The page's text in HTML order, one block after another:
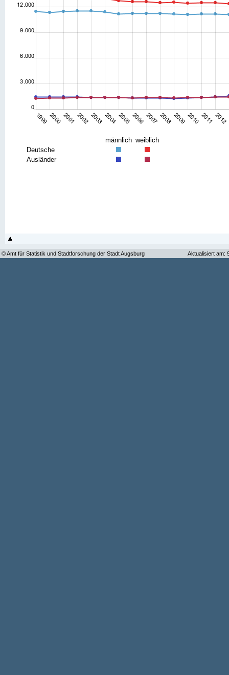
männlich weiblich
Deutsche
Ausländer
© Amt für Statistik und Stadtforschung der Stadt Augsburg Aktualisiert am: